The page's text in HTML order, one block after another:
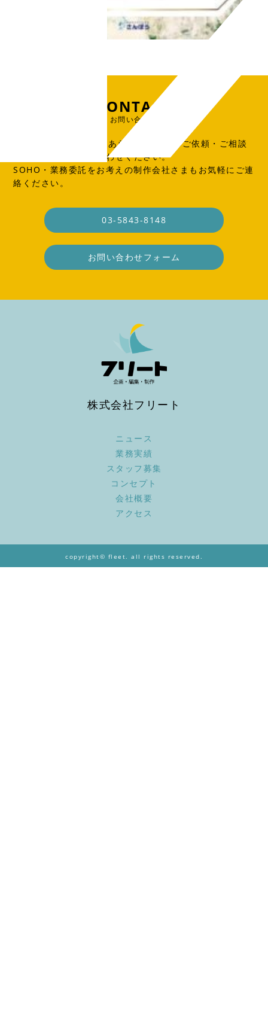
CONTACT
お問い合わせ
出版物、広告、WEB、あらゆる制作物のご依頼・ご相談
はこちらからお問い合わせください。
SOHO・業務委託をお考えの制作会社さまもお気軽にご連
絡ください。
03-5843-8148
お問い合わせフォーム
株式会社フリート
ニュース
業務実績
スタッフ募集
コンセプト
会社概要
アクセス
copyright© fleet. all rights reserved.